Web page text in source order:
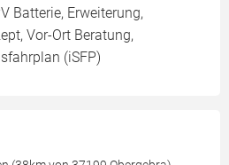
Batterie, Erweiterung,
Vor-Ort Beratung,
(iSFP)